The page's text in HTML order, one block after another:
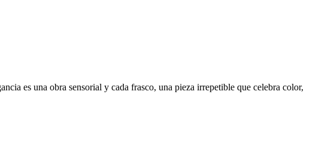
es una obra sensorial y cada frasco, una pieza irrepetible que celebra color,